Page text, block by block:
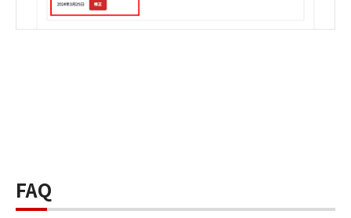
FAQ